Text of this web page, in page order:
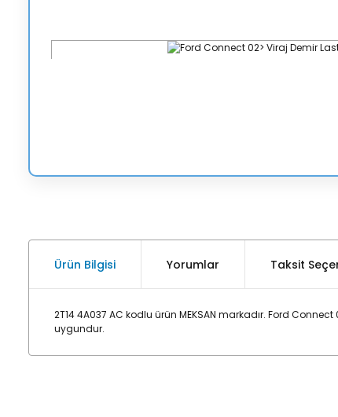
Ürün Bilgisi Yorumlar Taksit
2T14 4A037 AC kodlu ürün MEKSAN markadır. Ford
uygundur.